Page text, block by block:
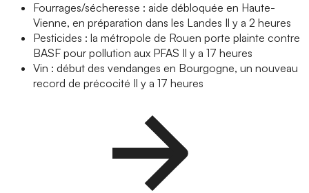
Fourrages/sécheresse : aide débloquée en Haute-
Vienne, en préparation dans les Landes Il y a 2 heures
Pesticides : la métropole de Rouen porte plainte contre
BASF pour pollution aux PFAS Il y a 17 heures
Vin : début des vendanges en Bourgogne, un nouveau
record de précocité Il y a 17 heures